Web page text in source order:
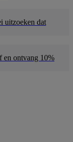
uitzoeken dat
en ontvang 10%